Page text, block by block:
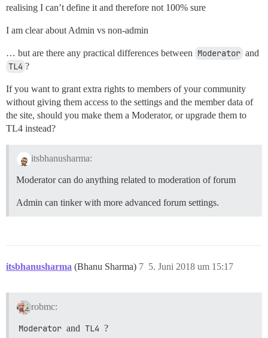
realising I can’t define it and therefore not 100% sure
I am clear about Admin vs non-admin
… but are there any practical differences between Moderator and
TL4 ?
If you want to grant extra rights to members of your community
without giving them access to the settings and the member data of
the site, should you make them a Moderator, or upgrade them to
TL4 instead?
itsbhanusharma:
Moderator can do anything related to moderation of forum
Admin can tinker with more advanced forum settings.
itsbhanusharma (Bhanu Sharma) 5. Juni 2018 um 15:17
7
robmc:
Moderator and TL4 ?